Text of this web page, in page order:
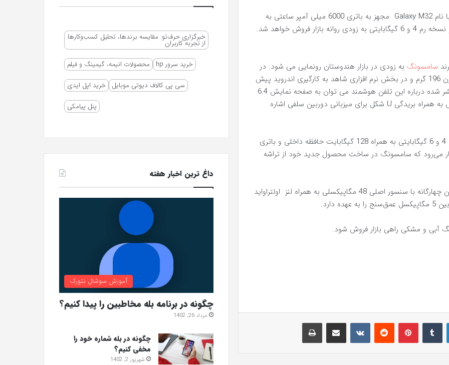
براساس جدیدترین گزارش ها، گوشی جدید سامسونگ با نام Galaxy M32 مجهز به باتری 6000 میلی آمپر ساعتی به
همراه صفحه نمایش 6.4 اینچی از نوع سوپر امولد با دو نسخه رم 4 و 6 گیگابایتی به زودی روانه بازار فروش خواهد شد.
سامسونگ به زودی در بازار هندوستان رونمایی می شود. در
بخش طراحی شاهد ابعاد 160 در 74 در 9 میلی‌متر و وزن 196 گرم و در بخش نرم افزاری شاهد به کارگیری اندروید پیش
فرض 11 برای این دستگاه هستیم. از دیگر اطلاعات منتشر شده درباره این تلفن هوشمند می توان به صفحه نمایش 6.4
اینچی از نوع پنل Super AMOLED با وضوح FHD پلاس به همراه بریدگی U شکل برای میزبانی دوربین سلفی اشاره
گوشی هوشمند Samsung Galaxy M32 از دو نسخه رم 4 و 6 گیگابایتی به همراه 128 گیگابایت حافظه داخلی و باتری
می‌رود که سامسونگ در ساخت محصول جدید خود از تراشه
محفظه دوربین تعبیه شده در پنل پشتی، میزبانی دوربین چهارگانه با سنسور اصلی 48 مگاپیکسلی به همراه لنز اولتراواید
لینکدین ‫پین‌ترست ‫رددیت اشتراک گذاری از طریق ایمیل
خبرگزاری حرف‌تو: مقایسه برندها، تحلیل کسب‌وکارها
از تجربه کاربران
محصولات انیمه، گیمینگ و فیلم
خرید سرور hp
خرید اپل ایدی
سی پی کالاف دیوتی موبایل
پنل پیامکی
داغ ترین اخبار هفته
آموزش سوشال نتورک
چگونه در برنامه بله مخاطبین را پیدا کنیم؟
مرداد 26, 1402
چگونه در بله شماره خود را
مخفی کنیم؟
شهریور 2, 1402